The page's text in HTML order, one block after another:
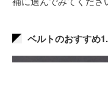
ベルトのおすすめ